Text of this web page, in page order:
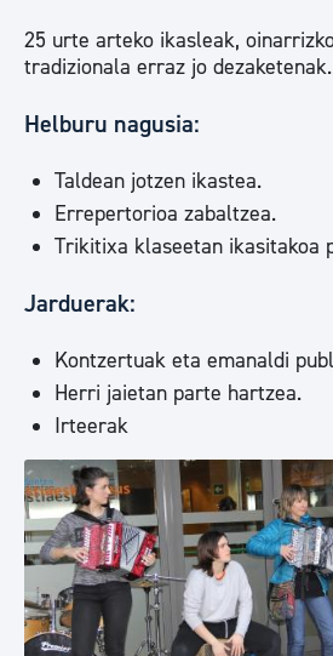
25 urte arteko ikasleak,
tradizionala erraz jo dezaketenak.
Helburu nagusia:
Taldean jotzen ikastea.
Errepertorioa zabaltzea.
Trikitixa klaseetan ikasitakoa
Jarduerak:
Kontzertuak eta emanaldi
Herri jaietan parte hartzea.
Irteerak